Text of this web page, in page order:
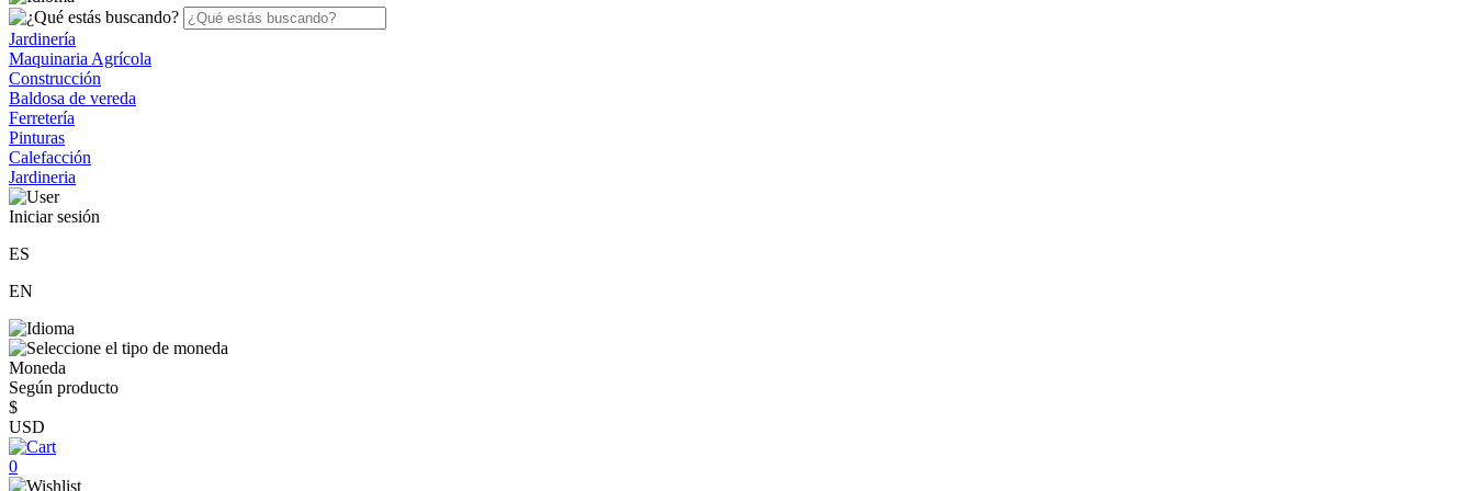
Jardinería
Maquinaria Agrícola
Construcción
Baldosa de vereda
Ferretería
Pinturas
Calefacción
Jardineria
Iniciar sesión
ES
EN
Moneda
Según producto
$
USD
0